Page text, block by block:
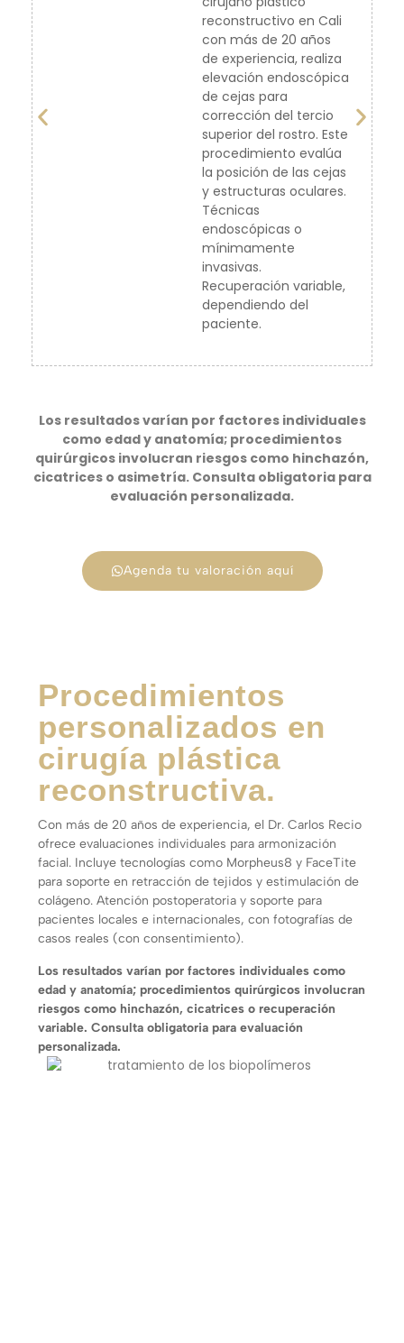
reconstructivo en Cali
con más de 20 años
de experiencia, realiza
elevación endoscópica
de cejas para
corrección del tercio
superior del rostro. Este
procedimiento evalúa
la posición de las cejas
y estructuras oculares.
Técnicas
endoscópicas o
mínimamente
invasivas.
Recuperación variable,
dependiendo del
paciente.
Los resultados varían por factores individuales
como edad y anatomía; procedimientos
quirúrgicos involucran riesgos como hinchazón,
cicatrices o asimetría. Consulta obligatoria para
evaluación personalizada.
Agenda tu valoración aquí
Procedimientos
personalizados en
cirugía plástica
reconstructiva.
Con más de 20 años de experiencia, el Dr. Carlos Recio
ofrece evaluaciones individuales para armonización
facial. Incluye tecnologías como Morpheus8 y FaceTite
para soporte en retracción de tejidos y estimulación de
colágeno. Atención postoperatoria y soporte para
pacientes locales e internacionales, con fotografías de
casos reales (con consentimiento).
Los resultados varían por factores individuales como
edad y anatomía; procedimientos quirúrgicos involucran
riesgos como hinchazón, cicatrices o recuperación
variable. Consulta obligatoria para evaluación
personalizada.